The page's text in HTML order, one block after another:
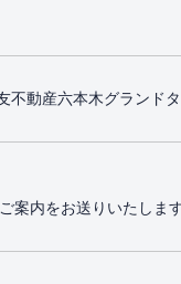
不動産六本木グランド
内をお送りいたします